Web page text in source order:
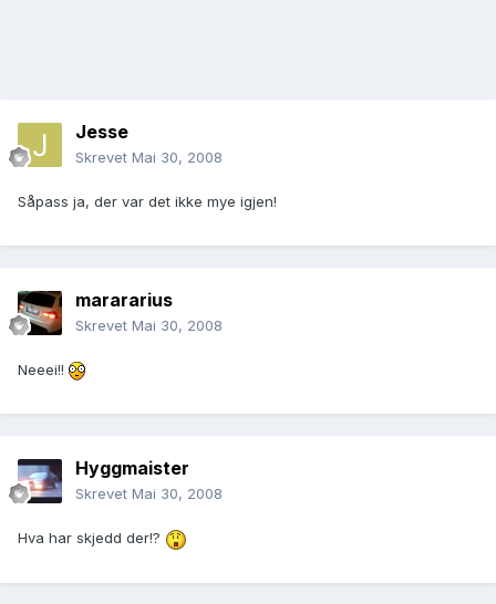
Jesse
Skrevet Mai 30, 2008
Såpass ja, der var det ikke mye igjen!
marararius
Skrevet Mai 30, 2008
Neeei!!
Hyggmaister
Skrevet Mai 30, 2008
Hva har skjedd der!?